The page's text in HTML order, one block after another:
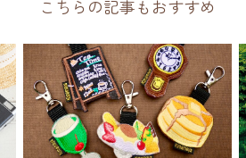
こちらの記事もおすすめ